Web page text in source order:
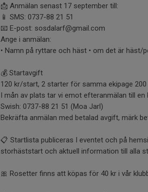
📩 Anmälan senast 17 september till:
📱 SMS: 0737-88 21 51
📧 E-post: sosdalarf@gmail.com
Ange i anmälan:
• Namn på ryttare och häst • om det är häst/
💰 Startavgift
120 kr/start, 2 starter för samma ekipage 200
I mån av plats tar vi emot efteranmälan till en
Swish: 0737-88 21 51 (Moa Jarl)
Bekräfta anmälan med betalad avgift, märk
📋 Startlista publiceras I eventet och på
storhäststart och aktuell information till alla
🎀 Rosetter finns att köpas för 40 kr i vår